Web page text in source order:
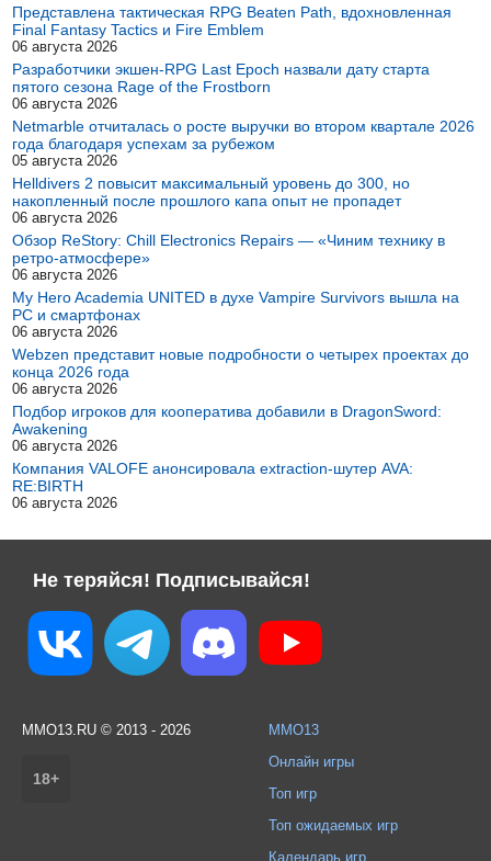
Представлена тактическая RPG Beaten Path, вдохновленная
Final Fantasy Tactics и Fire Emblem
06 августа 2026
Разработчики экшен-RPG Last Epoch назвали дату старта
пятого сезона Rage of the Frostborn
06 августа 2026
Netmarble отчиталась о росте выручки во втором квартале 2026
года благодаря успехам за рубежом
05 августа 2026
Helldivers 2 повысит максимальный уровень до 300, но
накопленный после прошлого капа опыт не пропадет
06 августа 2026
Обзор ReStory: Chill Electronics Repairs — «Чиним технику в
ретро-атмосфере»
06 августа 2026
My Hero Academia UNITED в духе Vampire Survivors вышла на
PC и смартфонах
06 августа 2026
Webzen представит новые подробности о четырех проектах до
конца 2026 года
06 августа 2026
Подбор игроков для кооператива добавили в DragonSword:
Awakening
06 августа 2026
Компания VALOFE анонсировала extraction-шутер AVA:
RE:BIRTH
06 августа 2026
Не теряйся! Подписывайся!
MMO13.RU © 2013 - 2026
18+
MMO13
Онлайн игры
Топ игр
Топ ожидаемых игр
Календарь игр